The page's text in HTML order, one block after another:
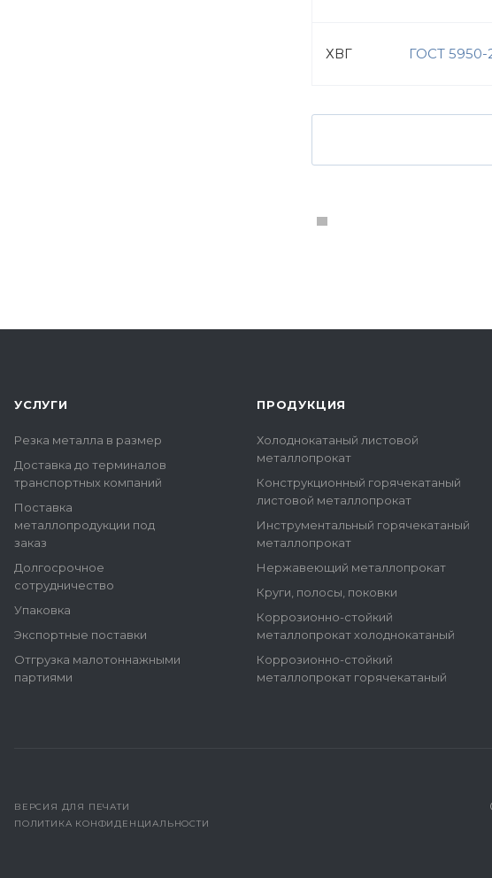
ХВГ ГОСТ 5950-
УСЛУГИ
Резка металла в размер
Доставка до терминалов
транспортных компаний
Поставка
металлопродукции под
заказ
Долгосрочное
сотрудничество
Упаковка
Экспортные поставки
Отгрузка малотоннажными
партиями
ПРОДУКЦИЯ
Холоднокатаный листовой
металлопрокат
Конструкционный горячекатаный
листовой металлопрокат
Инструментальный горячекатаный
металлопрокат
Нержавеющий металлопрокат
Круги, полосы, поковки
Коррозионно-стойкий
металлопрокат холоднокатаный
Коррозионно-стойкий
металлопрокат горячекатаный
ВЕРСИЯ ДЛЯ ПЕЧАТИ
ПОЛИТИКА КОНФИДЕНЦИАЛЬНОСТИ